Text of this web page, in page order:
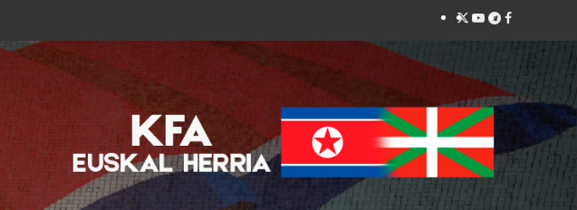
Twitter
YouTube
Telegram
Facebook